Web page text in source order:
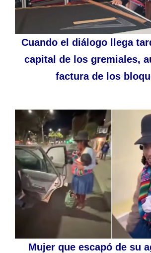
Cuando el diálogo llega
capital de los gremiales,
factura de los
Mujer que escapó de su